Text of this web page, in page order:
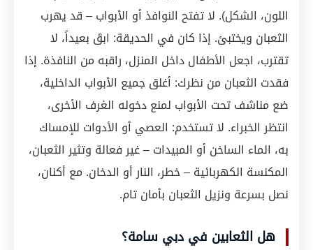
اللون، الشكل). لا تفتح النوافذ أو الأبواب – قد يهرب
الثعبان ويختبئ. إذا كان في الحديقة: ابقَ بعيداً، لا
تقترب، اجعل الأطفال داخل المنزل، راقبه من النافذة. إذا
فقدت الثعبان من نظرك: أغلق جميع الأبواب الداخلية،
ضع مناشف تحت الأبواب لمنع دخوله الغرف الأخرى،
انتظر الخبراء. لا تستخدم: العصي أو الأدوات للإمساك
به، الماء الساخن أو المبيدات – غير فعالة وتثير الثعبان،
المكنسة الكهربائية – خطر، النار أو الدخان. مع أكنان،
نصل بسرعة ونزيل الثعبان بأمان تام.
هل الثعابين في دبي سامة؟